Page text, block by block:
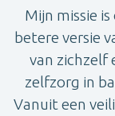
Mijn missie
betere versie
van zichzelf
zelfzorg in
Vanuit een